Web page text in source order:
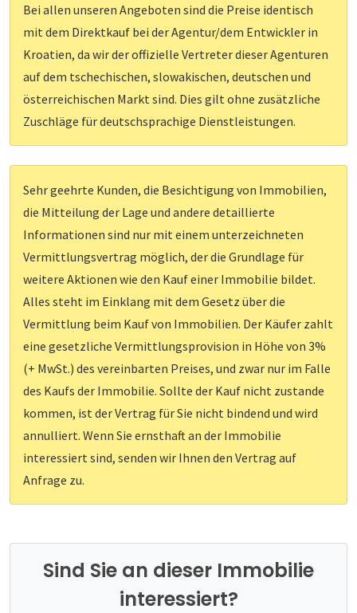
Bei allen unseren Angeboten sind die Preise identisch
mit dem Direktkauf bei der Agentur/dem Entwickler in
Kroatien, da wir der offizielle Vertreter dieser Agenturen
auf dem tschechischen, slowakischen, deutschen und
österreichischen Markt sind. Dies gilt ohne zusätzliche
Zuschläge für deutschsprachige Dienstleistungen.
Sehr geehrte Kunden, die Besichtigung von Immobilien,
die Mitteilung der Lage und andere detaillierte
Informationen sind nur mit einem unterzeichneten
Vermittlungsvertrag möglich, der die Grundlage für
weitere Aktionen wie den Kauf einer Immobilie bildet.
Alles steht im Einklang mit dem Gesetz über die
Vermittlung beim Kauf von Immobilien. Der Käufer zahlt
eine gesetzliche Vermittlungsprovision in Höhe von 3%
(+ MwSt.) des vereinbarten Preises, und zwar nur im Falle
des Kaufs der Immobilie. Sollte der Kauf nicht zustande
kommen, ist der Vertrag für Sie nicht bindend und wird
annulliert. Wenn Sie ernsthaft an der Immobilie
interessiert sind, senden wir Ihnen den Vertrag auf
Anfrage zu.
Sind Sie an dieser Immobilie
interessiert?